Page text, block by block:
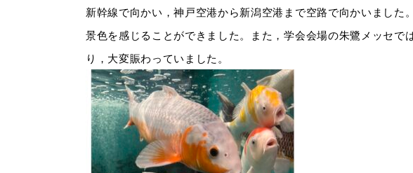
新幹線で向かい，神戸空港から新潟空港まで空路で向かいまし
景色を感じることができました。また，学会会場の朱鷺メッセ
り，大変賑わっていました。